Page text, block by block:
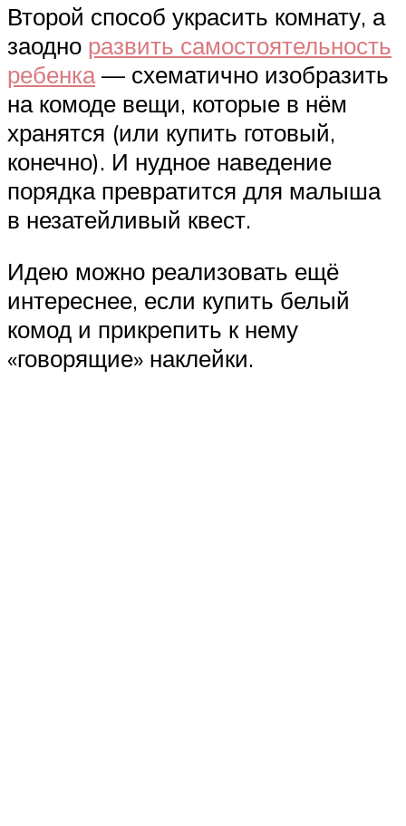
Второй способ украсить комнату, а
заодно развить самостоятельность
ребенка— схематично изобразить
на комоде вещи, которые в нём
хранятся (или купить готовый,
конечно). И нудное наведение
порядка превратится для малыша
в незатейливый квест.
Идею можно реализовать ещё
интереснее, если купить белый
комод и прикрепить к нему
«говорящие» наклейки.